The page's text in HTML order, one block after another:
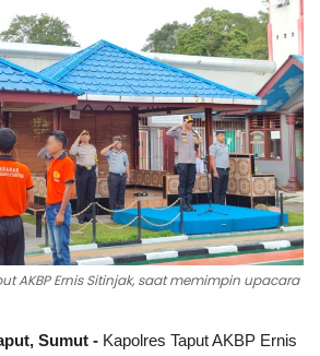
AKBP Ernis Sitinjak, saat memimpin upacara
Sumut - Kapolres Taput AKBP Ernis